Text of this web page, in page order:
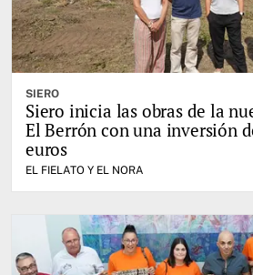
SIERO
Siero inicia las obras de la
El Berrón con una inversión
euros
EL FIELATO Y EL NORA